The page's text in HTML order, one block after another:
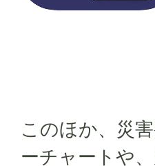
このほか、災
ーチャートや